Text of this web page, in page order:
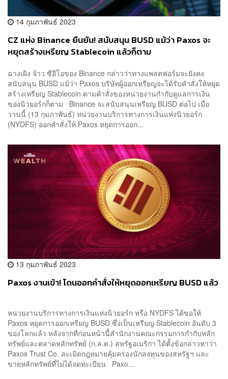
14 กุมภาพันธ์ 2023
CZ แห่ง Binance ยืนยัน! สนับสนุน BUSD แม้ว่า Paxos จะ
หยุดสร้างเหรียญ Stablecoin แล้วก็ตาม
ฉางเผิง จ้าว ซีอีโอของ Binance กล่าวว่าทางแพลตฟอร์มจะยังคง
สนับสนุน BUSD แม้ว่า Paxos บริษัทผู้ออกเหรียญจะได้รับคำสั่งให้หยุด
สร้างเหรียญ Stablecoin ตามคำสั่งของหน่วยงานกำกับดูแลการเงิน
ของนิวยอร์กก็ตาม Binance จะสนับสนุนเหรียญ BUSD ต่อไป เมื่อ
วานนี้ (13 กุมภาพันธ์) หน่วยงานบริการทางการเงินแห่งนิวยอร์ก
(NYDFS) ออกคำสั่งให้ Paxos หยุดการออก...
13 กุมภาพันธ์ 2023
Paxos งานเข้า! โดนออกคำสั่งให้หยุดออกเหรียญ BUSD แล้ว
หน่วยงานบริการทางการเงินแห่งนิวยอร์ก หรือ NYDFS ได้ขอให้
Paxos หยุดการออกเหรียญ BUSD ซึ่งเป็นเหรียญ Stablecoin อันดับ 3
ของโลกแล้ว หลังจากที่ก่อนหน้านี้สำนักงานคณะกรรมการกำกับหลัก
ทรัพย์และตลาดหลักทรัพย์ (ก.ล.ต.) สหรัฐอเมริกา ได้ตั้งข้อกล่าวหาว่า
Paxos Trust Co. ละเมิดกฎหมายคุ้มครองนักลงทุนของสหรัฐฯ และ
ขายหลักทรัพย์ที่ไม่ได้จดทะเบียน Paxo...